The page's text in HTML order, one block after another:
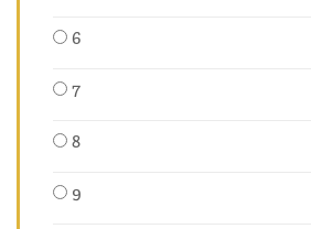
6
7
8
9